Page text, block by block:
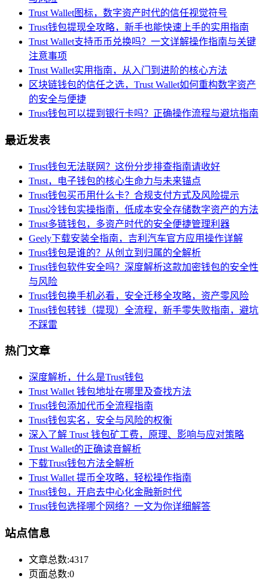
Trust Wallet图标，数字资产时代的信任视觉符号
Trust钱包提现全攻略，新手也能快速上手的实用指南
Trust Wallet支持币币兑换吗？一文详解操作指南与关键
注意事项
Trust Wallet实用指南，从入门到进阶的核心方法
区块链钱包的信任之选，Trust Wallet如何重构数字资产
的安全与便捷
Trust钱包可以提到银行卡吗？正确操作流程与避坑指南
最近发表
Trust钱包无法联网？这份分步排查指南请收好
Trust，电子钱包的核心生命力与未来锚点
Trust钱包买币用什么卡？合规支付方式及风险提示
Trust冷钱包实操指南，低成本安全存储数字资产的方法
Trust多链钱包，多资产时代的安全便捷管理利器
Geely下载安装全指南，吉利汽车官方应用操作详解
Trust钱包是谁的？从创立到归属的全解析
Trust钱包软件安全吗？深度解析这款加密钱包的安全性
与风险
Trust钱包换手机必看，安全迁移全攻略，资产零风险
Trust钱包转钱（提现）全流程，新手零失败指南，避坑
不踩雷
热门文章
深度解析，什么是Trust钱包
Trust Wallet 钱包地址在哪里及查找方法
Trust钱包添加代币全流程指南
Trust钱包实名，安全与风险的权衡
深入了解 Trust 钱包矿工费，原理、影响与应对策略
Trust Wallet的正确读音解析
下载Trust钱包方法全解析
Trust Wallet 提币全攻略，轻松操作指南
Trust钱包，开启去中心化金融新时代
Trust钱包选择哪个网络？一文为你详细解答
站点信息
文章总数:4317
页面总数:0